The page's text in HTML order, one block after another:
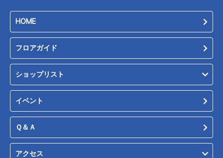
HOME
フロアガイド
ショップリスト
イベント
Ｑ＆Ａ
アクセス